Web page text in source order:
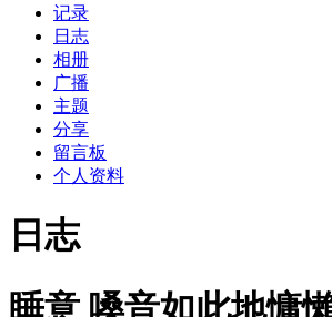
记录
日志
相册
广播
主题
分享
留言板
个人资料
日志
睡意 嗓音如此地慵